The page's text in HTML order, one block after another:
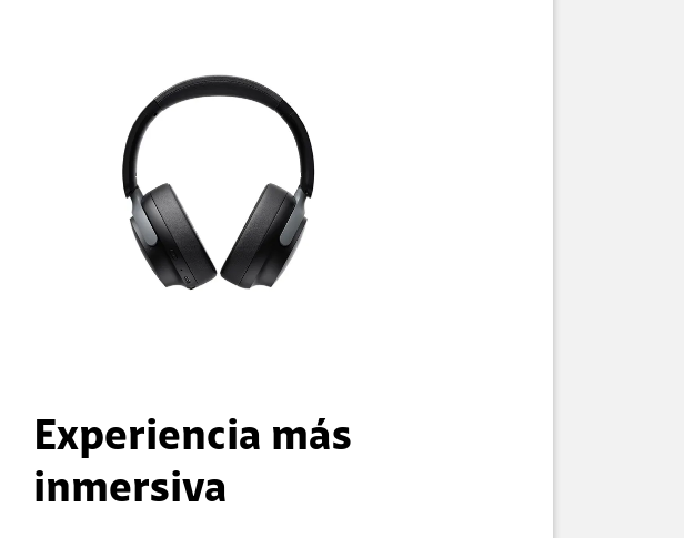
Experiencia más
inmersiva